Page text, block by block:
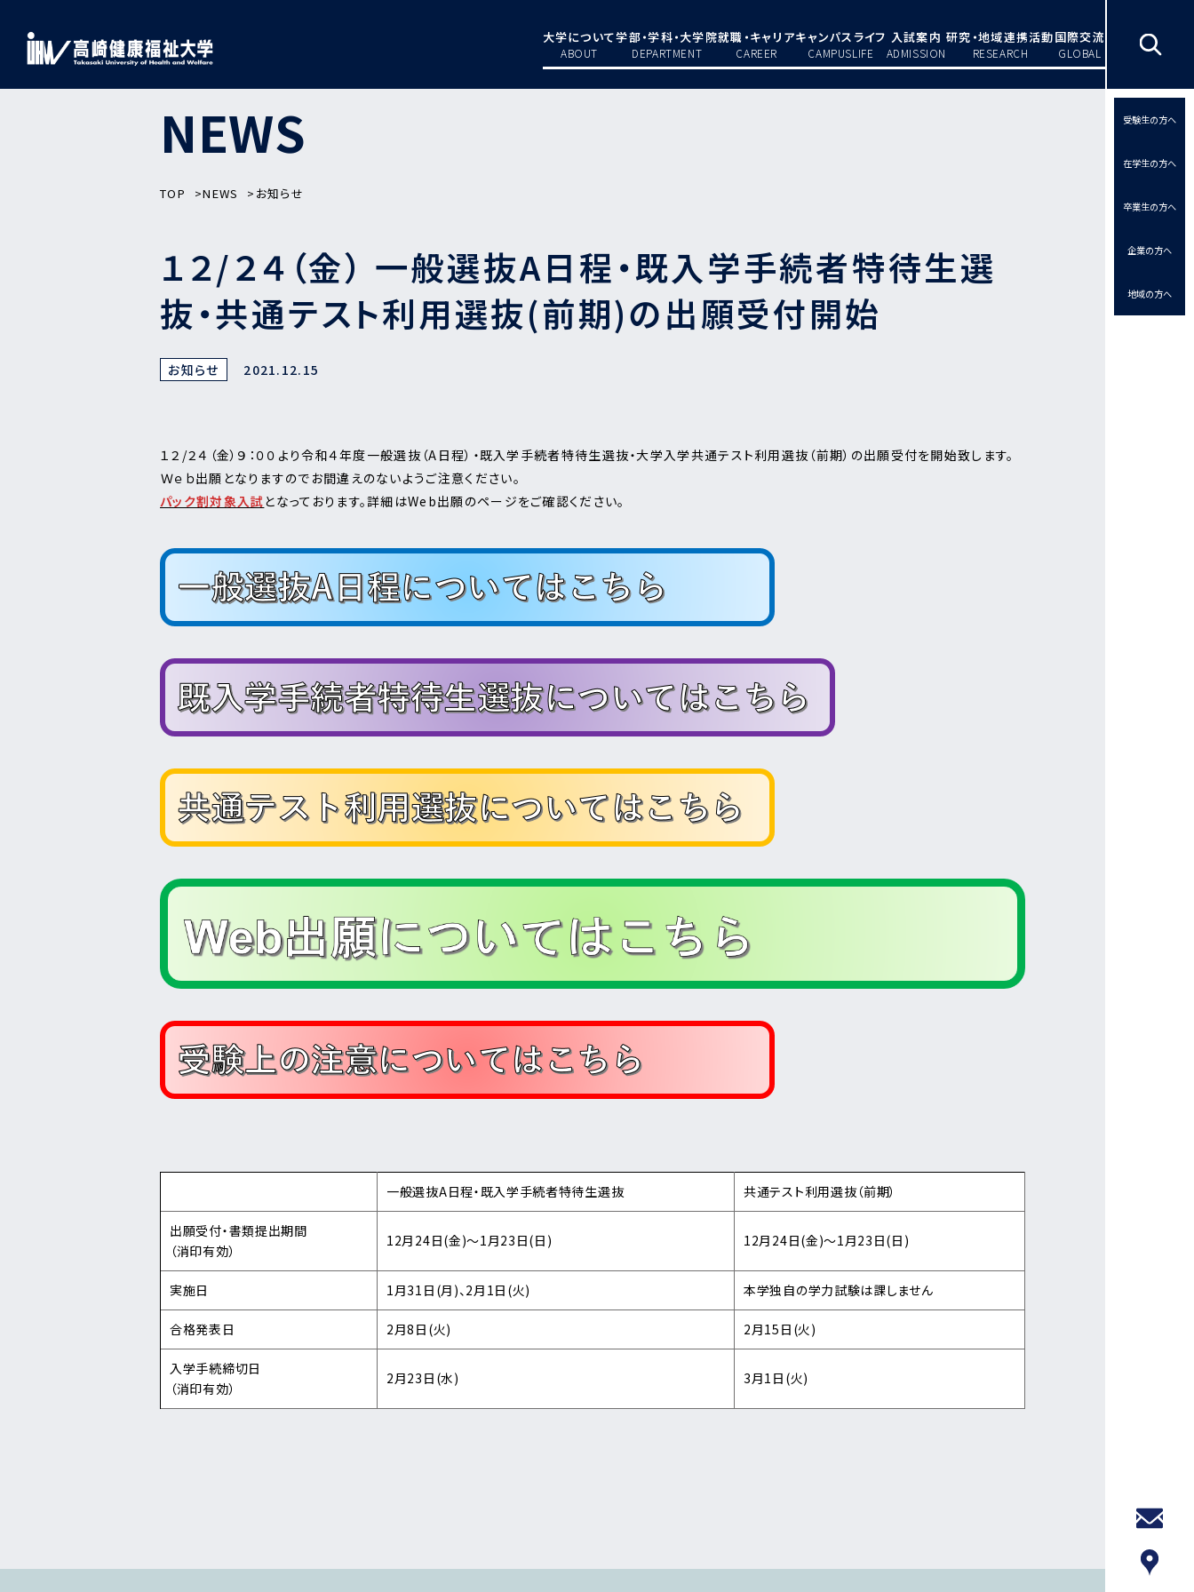
大学について
ABOUT
学部・学科・大学院
DEPARTMENT
就職・キャリア
CAREER
キャンパスライフ
CAMPUSLIFE
入試案内
ADMISSION
研究・地域連携活動
RESEARCH
国際交流
GLOBAL
受験生の方へ
在学生の方へ
卒業生の方へ
企業の方へ
地域の方へ
NEWS
TOP NEWS お知らせ
１２/２４（金） 一般選抜A日程・既入学手続者特待生選
抜・共通テスト利用選抜(前期)の出願受付開始
お知らせ 2021.12.15
１２/２４（金）９：００より令和４年度一般選抜（A日程）・既入学手続者特待生選抜・大学入学共通テスト利用選抜（前期）の出願受付を開始致します。
Ｗｅｂ出願となりますのでお間違えのないようご注意ください。
パック割対象入試となっております。詳細はWeb出願のページをご確認ください。
一般選抜A日程・既入学手続者特待生選抜 共通テスト利用選抜（前期）
出願受付・書類提出期間
（消印有効）
12月24日(金)～1月23日(日) 12月24日(金)～1月23日(日)
実施日 1月31日(月)、2月1日(火) 本学独自の学力試験は課しません
合格発表日 2月8日(火) 2月15日(火)
入学手続締切日
（消印有効）
2月23日(水) 3月1日(火)